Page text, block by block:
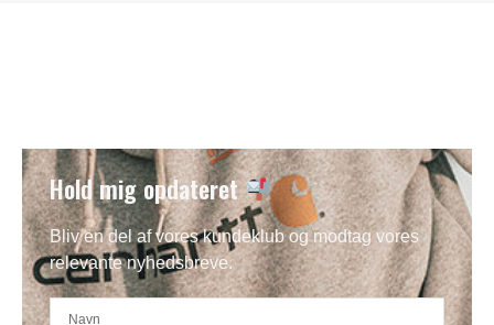
Hold mig opdateret
Bliv en del af vores kundeklub og modtag vores
relevante nyhedsbreve.